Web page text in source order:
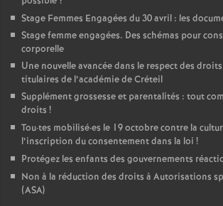
Stage Femmes Engagées du 30 avril : les
Stage femme engagées. Des schémas pour
corporelle
Une nouvelle avancée dans le respect des
titulaires de l’académie de Créteil
Supplément grossesse et parentalités : tout
droits !
Tou·tes mobilisé·es le 19 octobre contre la
l’inscription du consentement dans la loi !
Protégez les enfants des gouvernements
Non à la réduction des droits à Autorisations
(ASA)